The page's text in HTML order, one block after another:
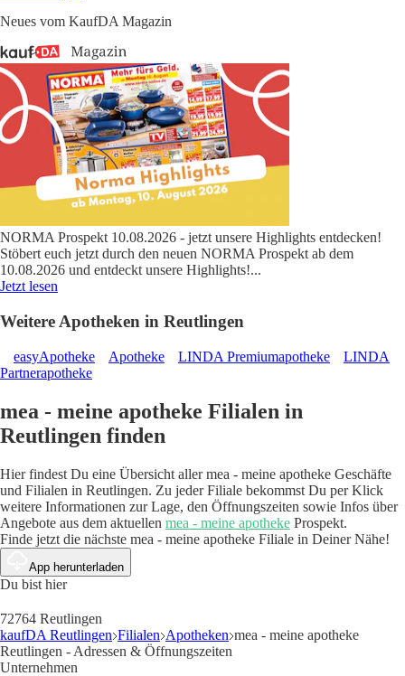
Neues vom KaufDA Magazin
NORMA Prospekt 10.08.2026 - jetzt unsere Highlights entdecken!
Stöbert euch jetzt durch den neuen NORMA Prospekt ab dem
10.08.2026 und entdeckt unsere Highlights!...
Jetzt lesen
Weitere Apotheken in Reutlingen
easyApotheke Apotheke LINDA Premiumapotheke
LINDA
Partnerapotheke
mea - meine apotheke Filialen in
Reutlingen finden
Hier findest Du eine Übersicht aller mea - meine apotheke Geschäfte
und Filialen in Reutlingen. Zu jeder Filiale bekommst Du per Klick
weitere Informationen zur Lage, den Öffnungszeiten sowie Infos über
Angebote aus dem aktuellen mea - meine apotheke Prospekt.
Finde jetzt die nächste mea - meine apotheke Filiale in Deiner Nähe!
App herunterladen
Du bist hier
72764 Reutlingen
kaufDA Reutlingen Filialen Apotheken mea - meine apotheke
Reutlingen - Adressen & Öffnungszeiten
Unternehmen